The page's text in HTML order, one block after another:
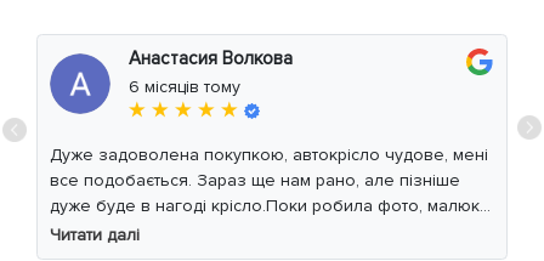
Анастасия Волкова
6 місяців тому
★ ★ ★ ★ ★
Дуже задоволена покупкою, автокрісло чудове, мені
все подобається. Зараз ще нам рано, але пізніше
дуже буде в нагоді крісло.Поки робила фото, малюк
уважно читав інструкцію 😁
Читати далі